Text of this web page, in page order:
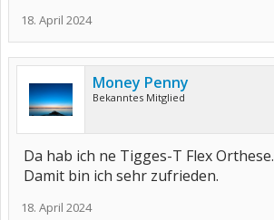
18. April 2024
Money Penny
Bekanntes Mitglied
Da hab ich ne Tigges-T Flex Orthese.
Damit bin ich sehr zufrieden.
18. April 2024